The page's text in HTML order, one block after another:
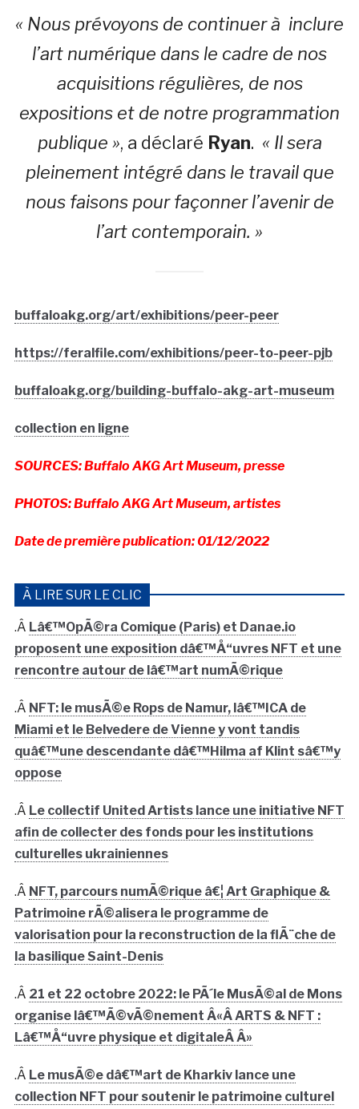
« Nous prévoyons de continuer à inclure
l’art numérique dans le cadre de nos
acquisitions régulières, de nos
expositions et de notre programmation
publique », a déclaré Ryan. « Il sera
pleinement intégré dans le travail que
nous faisons pour façonner l’avenir de
l’art contemporain. »
buffaloakg.org/art/exhibitions/peer-peer
https://feralfile.com/exhibitions/peer-to-peer-pjb
buffaloakg.org/building-buffalo-akg-art-museum
collection en ligne
SOURCES: Buffalo AKG Art Museum, presse
PHOTOS: Buffalo AKG Art Museum, artistes
Date de première publication: 01/12/2022
À LIRE SUR LE CLIC
.Â Lâ€™OpÃ©ra Comique (Paris) et Danae.io
proposent une exposition dâ€™Å“uvres NFT et une
rencontre autour de lâ€™art numÃ©rique
.Â NFT: le musÃ©e Rops de Namur, lâ€™ICA de
Miami et le Belvedere de Vienne y vont tandis
quâ€™une descendante dâ€™Hilma af Klint sâ€™y
oppose
.Â Le collectif United Artists lance une initiative NFT
afin de collecter des fonds pour les institutions
culturelles ukrainiennes
.Â NFT, parcours numÃ©rique â€¦ Art Graphique &
Patrimoine rÃ©alisera le programme de
valorisation pour la reconstruction de la flÃ¨che de
la basilique Saint-Denis
.Â 21 et 22 octobre 2022: le PÃ´le MusÃ©al de Mons
organise lâ€™Ã©vÃ©nement Â«Â ARTS & NFT :
Lâ€™Å“uvre physique et digitaleÂ Â»
.Â Le musÃ©e dâ€™art de Kharkiv lance une
collection NFT pour soutenir le patrimoine culturel